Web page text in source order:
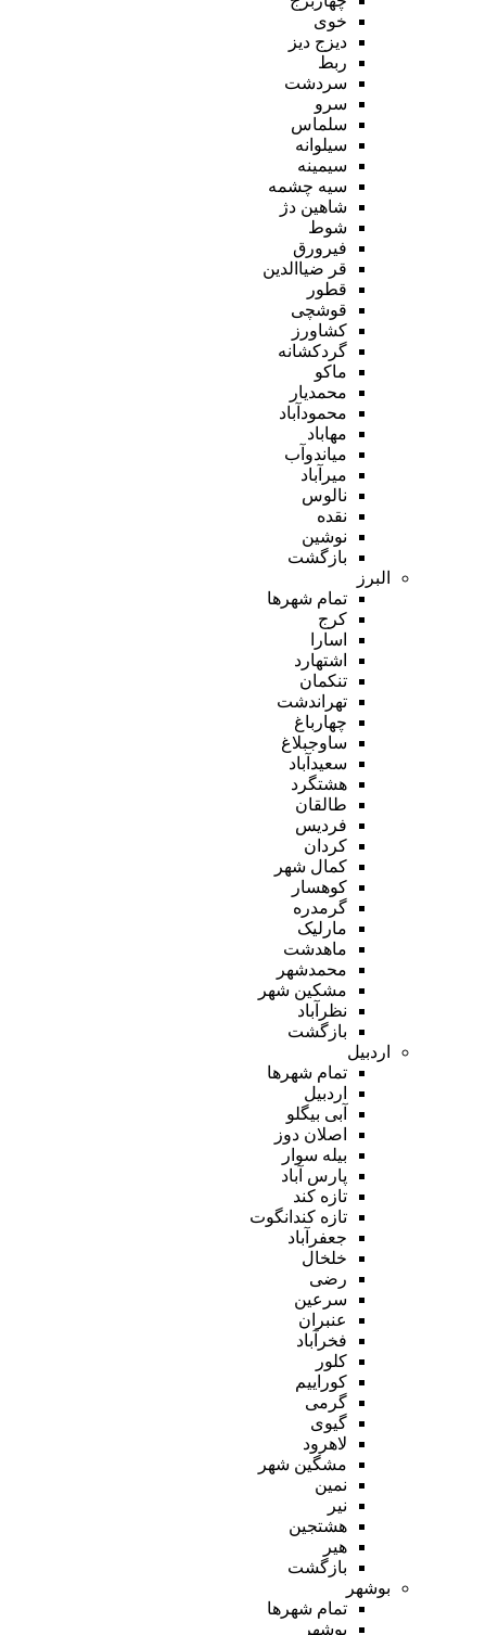
خوی
دیزج دیز
ربط
سردشت
سرو
سلماس
سیلوانه
سیمینه
سیه چشمه
شاهین دژ
شوط
فیرورق
قر ضیاالدین
قطور
قوشچی
کشاورز
گردکشانه
ماکو
محمدیار
محمودآباد
مهاباد
میاندوآب
میرآباد
نالوس
نقده
نوشین
بازگشت
البرز
تمام شهر‌ها
کرج
اسارا
اشتهارد
تنکمان
تهراندشت
چهارباغ
ساوجبلاغ
سعیدآباد
هشتگرد
طالقان
فردیس
کردان
کمال شهر
کوهسار
گرمدره
مارلیک
ماهدشت
محمدشهر
مشکین شهر
نظرآباد
بازگشت
اردبیل
تمام شهر‌ها
اردبیل
آبی بیگلو
اصلان دوز
بیله سوار
پارس آباد
تازه کند
تازه کندانگوت
جعفرآباد
خلخال
رضی
سرعین
عنبران
فخرآباد
کلور
کوراییم
گرمی
گیوی
لاهرود
مشگین شهر
نمین
نیر
هشتجین
هیر
بازگشت
بوشهر
تمام شهر‌ها
بوشهر